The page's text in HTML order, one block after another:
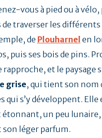
vous à pied ou à
traverser les différents
de Plouharnel en
puis ses bois de pins.
rapproche, et le paysage
grise, qui tient son nom
qui s’y développent. Elle
étonnant, un peu
son léger parfum.